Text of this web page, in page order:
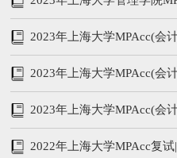
215/102/51
2023年上海大学MPAcc(会
2023年上海大学MPAcc(会
2023年上海大学MPAcc(会
汇总
2022年上海大学MPAcc复